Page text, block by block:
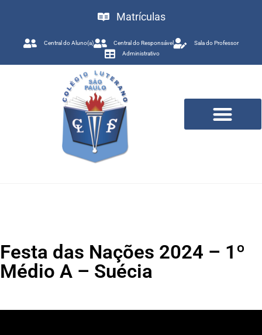
Matrículas
Central do Aluno(a) Central do Responsável
Sala do Professor
Administrativo
Festa das Nações 2024 – 1º
Médio A – Suécia